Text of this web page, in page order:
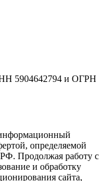
5904642794 и ОГРН
определяемой
Продолжая работу с
и обработку
сайта,